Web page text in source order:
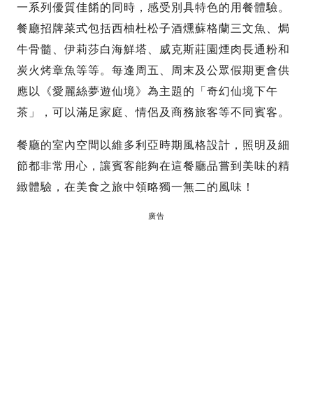
一系列優質佳餚的同時，感受別具特色的用餐體驗。
餐廳招牌菜式包括西柚杜松子酒燻蘇格蘭三文魚、焗
牛骨髓、伊莉莎白海鮮塔、威克斯莊園煙肉長通粉和
炭火烤章魚等等。每逢周五、周末及公眾假期更會供
應以《愛麗絲夢遊仙境》為主題的「奇幻仙境下午
茶」，可以滿足家庭、情侶及商務旅客等不同賓客。
餐廳的室內空間以維多利亞時期風格設計，照明及細
節都非常用心，讓賓客能夠在這餐廳品嘗到美味的精
緻體驗，在美食之旅中領略獨一無二的風味！
廣告